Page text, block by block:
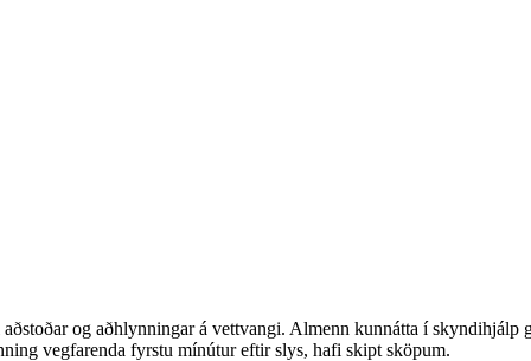
og aðhlynningar á vettvangi. Almenn kunnátta í
vegfarenda fyrstu mínútur eftir slys, hafi skipt sköpum.